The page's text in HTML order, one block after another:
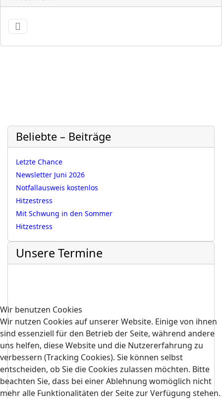
Beliebte – Beiträge
Letzte Chance
Newsletter Juni 2026
Notfallausweis kostenlos
Hitzestress
Mit Schwung in den Sommer
Hitzestress
Unsere Termine
Wir benutzen Cookies
Wir nutzen Cookies auf unserer Website. Einige von ihnen
sind essenziell für den Betrieb der Seite, während andere
uns helfen, diese Website und die Nutzererfahrung zu
verbessern (Tracking Cookies). Sie können selbst
entscheiden, ob Sie die Cookies zulassen möchten. Bitte
beachten Sie, dass bei einer Ablehnung womöglich nicht
mehr alle Funktionalitäten der Seite zur Verfügung stehen.